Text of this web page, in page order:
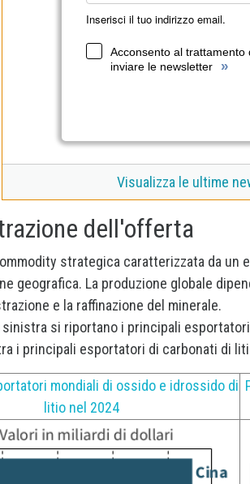
Inserisci il tuo indirizzo email.
Acconsento al trattamento
inviare le newsletter
»
Visualizza le ultime
dell'offerta
strategica caratterizzata da un
geografica. La produzione globale
e la raffinazione del minerale.
sinistra si riportano i principali
i principali esportatori di carbonati di
mondiali di ossido e idrossido di
litio nel 2024